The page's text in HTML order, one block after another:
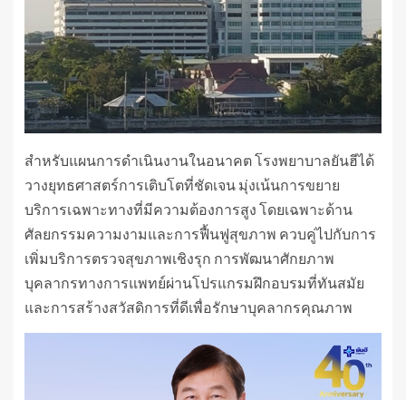
สำหรับแผนการดำเนินงานในอนาคต โรงพยาบาลยันฮีได้
วางยุทธศาสตร์การเติบโตที่ชัดเจน มุ่งเน้นการขยาย
บริการเฉพาะทางที่มีความต้องการสูง โดยเฉพาะด้าน
ศัลยกรรมความงามและการฟื้นฟูสุขภาพ ควบคู่ไปกับการ
เพิ่มบริการตรวจสุขภาพเชิงรุก การพัฒนาศักยภาพ
บุคลากรทางการแพทย์ผ่านโปรแกรมฝึกอบรมที่ทันสมัย
และการสร้างสวัสดิการที่ดีเพื่อรักษาบุคลากรคุณภาพ